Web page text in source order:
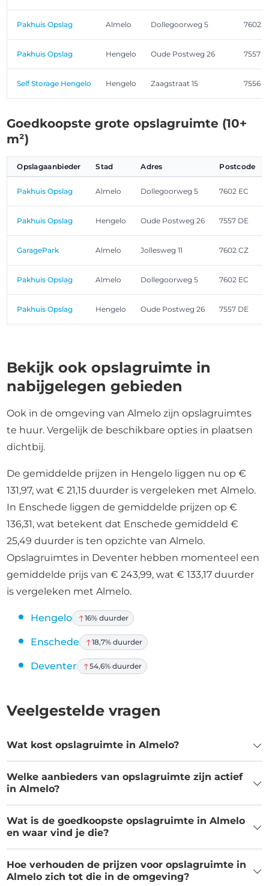
Pakhuis Opslag Almelo Dollegoorweg 5 7602
Pakhuis Opslag Hengelo Oude Postweg 26 7557
Self Storage Hengelo Hengelo Zaagstraat 15 7556
Goedkoopste grote opslagruimte (10+
m²)
Opslagaanbieder Stad Adres Postcode
Pakhuis Opslag Almelo Dollegoorweg 5 7602 EC
Pakhuis Opslag Hengelo Oude Postweg 26 7557 DE
GaragePark Almelo Jollesweg 11 7602 CZ
Pakhuis Opslag Almelo Dollegoorweg 5 7602 EC
Pakhuis Opslag Hengelo Oude Postweg 26 7557 DE
Bekijk ook opslagruimte in
nabijgelegen gebieden
Ook in de omgeving van Almelo zijn opslagruimtes
te huur. Vergelijk de beschikbare opties in plaatsen
dichtbij.
De gemiddelde prijzen in Hengelo liggen nu op €
131,97, wat € 21,15 duurder is vergeleken met Almelo.
In Enschede liggen de gemiddelde prijzen op €
136,31, wat betekent dat Enschede gemiddeld €
25,49 duurder is ten opzichte van Almelo.
Opslagruimtes in Deventer hebben momenteel een
gemiddelde prijs van € 243,99, wat € 133,17 duurder
is vergeleken met Almelo.
Hengelo 16% duurder
Enschede 18,7% duurder
Deventer 54,6% duurder
Veelgestelde vragen
Wat kost opslagruimte in Almelo?
Welke aanbieders van opslagruimte zijn actief
in Almelo?
Wat is de goedkoopste opslagruimte in Almelo
en waar vind je die?
Hoe verhouden de prijzen voor opslagruimte in
Almelo zich tot die in de omgeving?